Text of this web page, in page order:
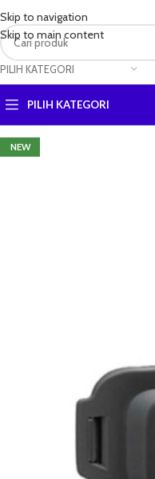
Skip to navigation
Skip to main content
PILIH KATEGORI
PILIH KATEGORI
NEW